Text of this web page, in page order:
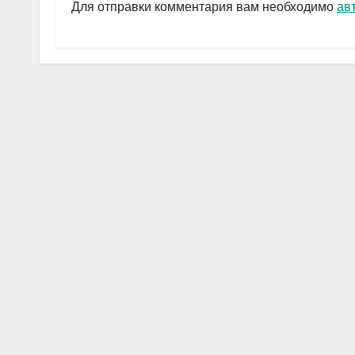
p
ть
Для отправки комментария вам необходимо